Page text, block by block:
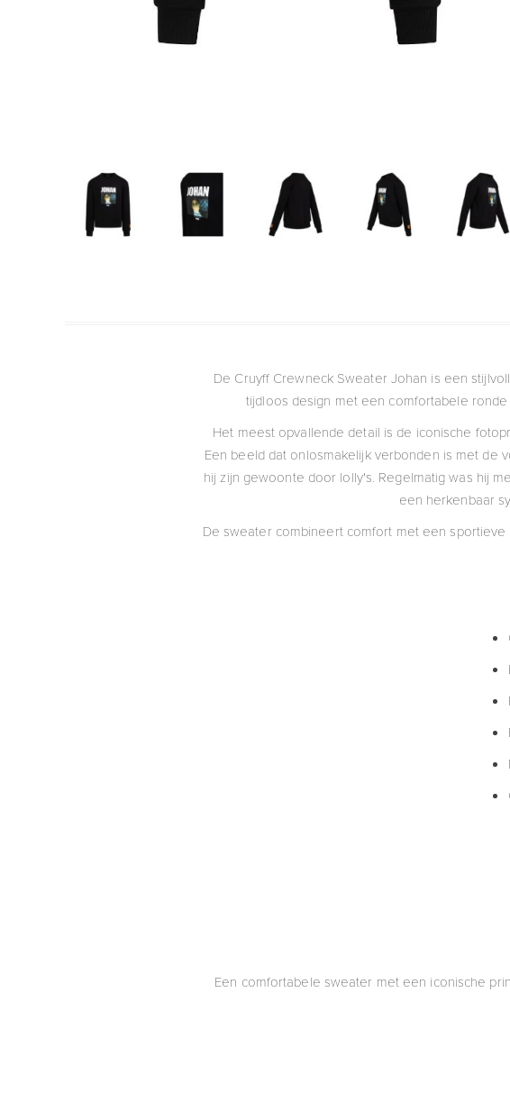
De Cruyff Crewneck Sweater Johan is een
tijdloos design met een comfortabele
Het meest opvallende detail is de iconische
Een beeld dat onlosmakelijk verbonden is met
hij zijn gewoonte door lolly's. Regelmatig was hij
een herkenbaar
De sweater combineert comfort met een
Een comfortabele sweater met een iconische